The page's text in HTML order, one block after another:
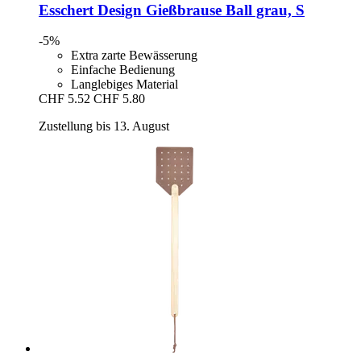
Esschert Design Gießbrause Ball grau, S
-5%
Extra zarte Bewässerung
Einfache Bedienung
Langlebiges Material
CHF 5.52 CHF 5.80
Zustellung bis 13. August